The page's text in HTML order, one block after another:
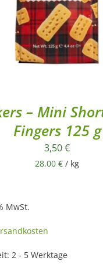
– Mini
Fingers 125 g
3,50€
28,00 € / kg
MwSt.
2 - 5 Werktage